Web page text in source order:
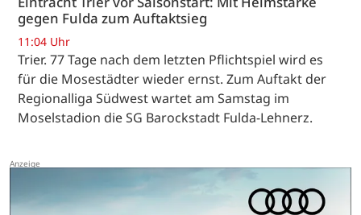
gegen Fulda zum Auftaktsieg
11:04 Uhr
Trier. 77 Tage nach dem letzten Pflichtspiel wird es
für die Mosestädter wieder ernst. Zum Auftakt der
Regionalliga Südwest wartet am Samstag im
Moselstadion die SG Barockstadt Fulda-Lehnerz.